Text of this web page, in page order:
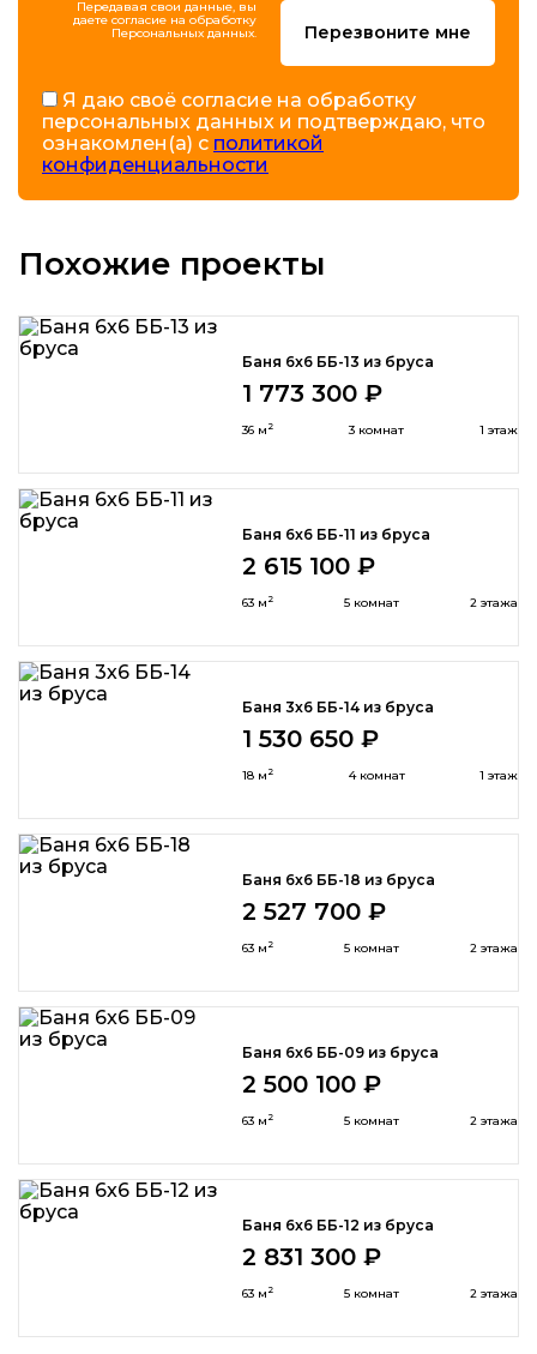
Перезвоните мне
Передавая свои данные, вы
даете согласие на обработку
Персональных данных.
Я даю своё согласие на обработку
персональных данных и подтверждаю, что
ознакомлен(а) с политикой
конфиденциальности
Похожие проекты
Баня 6x6 ББ-13 из бруса
1 773 300 ₽
36 м 2 3 комнат 1 этаж
Баня 6x6 ББ-11 из бруса
2 615 100 ₽
63 м 2 5 комнат 2 этажа
Баня 3х6 ББ-14 из бруса
1 530 650 ₽
18 м 2 4 комнат 1 этаж
Баня 6х6 ББ-18 из бруса
2 527 700 ₽
63 м 2 5 комнат 2 этажа
Баня 6x6 ББ-09 из бруса
2 500 100 ₽
63 м 2 5 комнат 2 этажа
Баня 6x6 ББ-12 из бруса
2 831 300 ₽
63 м 2 5 комнат 2 этажа